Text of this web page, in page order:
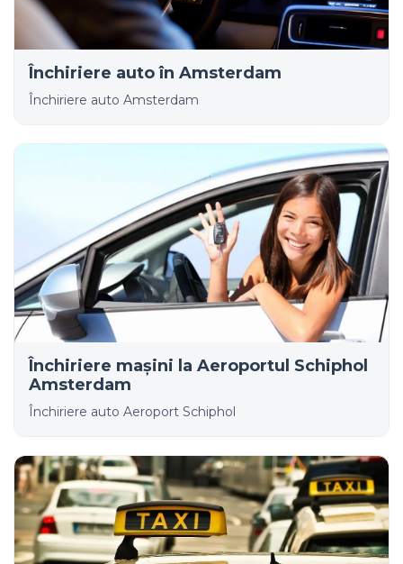
Închiriere auto în Amsterdam
Închiriere auto Amsterdam
Închiriere mașini la Aeroportul Schiphol
Amsterdam
Închiriere auto Aeroport Schiphol